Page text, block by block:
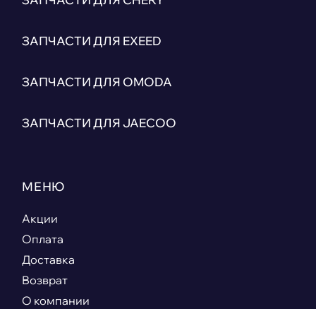
ЗАПЧАСТИ ДЛЯ EXEED
ЗАПЧАСТИ ДЛЯ OMODA
ЗАПЧАСТИ ДЛЯ JAECOO
МЕНЮ
Акции
Оплата
Доставка
Возврат
О компании